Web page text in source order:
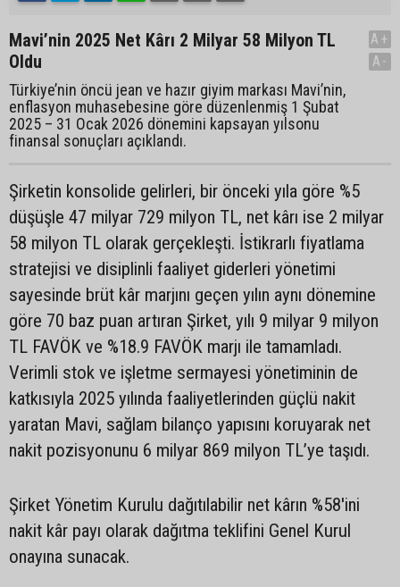
Mavi’nin 2025 Net Kârı 2 Milyar 58 Milyon TL
Oldu
Türkiye’nin öncü jean ve hazır giyim markası Mavi’nin,
enflasyon muhasebesine göre düzenlenmiş 1 Şubat
2025 – 31 Ocak 2026 dönemini kapsayan yılsonu
finansal sonuçları açıklandı.
A+
A-
Şirketin konsolide gelirleri, bir önceki yıla göre %5
düşüşle 47 milyar 729 milyon TL, net kârı ise 2 milyar
58 milyon TL olarak gerçekleşti. İstikrarlı fiyatlama
stratejisi ve disiplinli faaliyet giderleri yönetimi
sayesinde brüt kâr marjını geçen yılın aynı dönemine
göre 70 baz puan artıran Şirket, yılı 9 milyar 9 milyon
TL FAVÖK ve %18.9 FAVÖK marjı ile tamamladı.
Verimli stok ve işletme sermayesi yönetiminin de
katkısıyla 2025 yılında faaliyetlerinden güçlü nakit
yaratan Mavi, sağlam bilanço yapısını koruyarak net
nakit pozisyonunu 6 milyar 869 milyon TL’ye taşıdı.
Şirket Yönetim Kurulu dağıtılabilir net kârın %58'ini
nakit kâr payı olarak dağıtma teklifini Genel Kurul
onayına sunacak.